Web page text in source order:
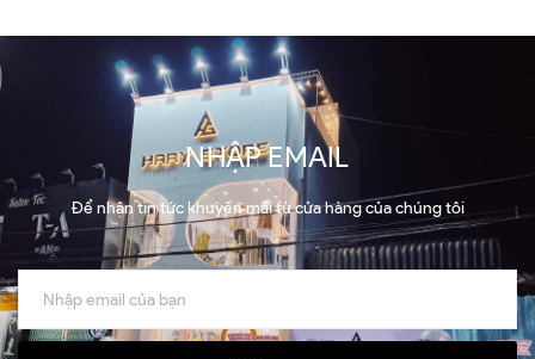
NHẬP EMAIL
Để nhận tin tức khuyến mãi từ cửa hàng của chúng tôi